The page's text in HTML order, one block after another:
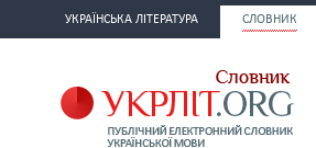
УКРАЇНСЬКА ЛІТЕРАТУРА СЛОВНИК